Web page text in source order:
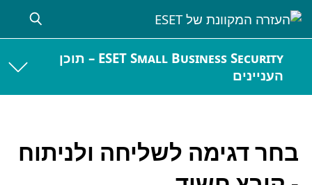
ESET Small Business Security – תוכן
העניינים
בחר דגימה לשליחה ולניתוח